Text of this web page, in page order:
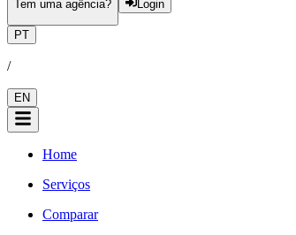
Tem uma agência? Login
PT
/
EN
Home
Serviços
Comparar